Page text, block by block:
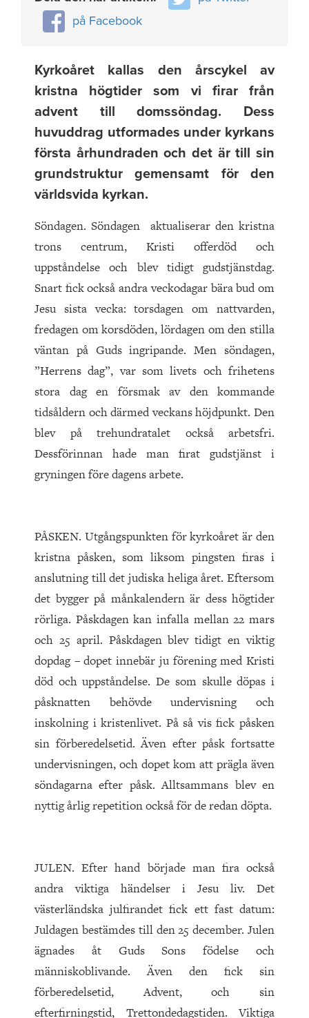
på Facebook
Kyrkoåret kallas den årscykel av
kristna högtider som vi firar från
advent till domssöndag. Dess
huvuddrag utformades under kyrkans
första århundraden och det är till sin
grundstruktur gemensamt för den
världsvida kyrkan.
Söndagen. Söndagen aktualiserar den kristna
trons centrum, Kristi offerdöd och
uppståndelse och blev tidigt gudstjänstdag.
Snart fick också andra veckodagar bära bud om
Jesu sista vecka: torsdagen om nattvarden,
fredagen om korsdöden, lördagen om den stilla
väntan på Guds ingripande. Men söndagen,
”Herrens dag”, var som livets och frihetens
stora dag en försmak av den kommande
tidsåldern och därmed veckans höjdpunkt. Den
blev på trehundratalet också arbetsfri.
Dessförinnan hade man firat gudstjänst i
gryningen före dagens arbete.
PÅSKEN. Utgångspunkten för kyrkoåret är den
kristna påsken, som liksom pingsten firas i
anslutning till det judiska heliga året. Eftersom
det bygger på månkalendern är dess högtider
rörliga. Påskdagen kan infalla mellan 22 mars
och 25 april. Påskdagen blev tidigt en viktig
dopdag – dopet innebär ju förening med Kristi
död och uppståndelse. De som skulle döpas i
påsknatten behövde undervisning och
inskolning i kristenlivet. På så vis fick påsken
sin förberedelsetid. Även efter påsk fortsatte
undervisningen, och dopet kom att prägla även
söndagarna efter påsk. Alltsammans blev en
nyttig årlig repetition också för de redan döpta.
JULEN. Efter hand började man fira också
andra viktiga händelser i Jesu liv. Det
västerländska julfirandet fick ett fast datum:
Juldagen bestämdes till den 25 december. Julen
ägnades åt Guds Sons födelse och
människoblivande. Även den fick sin
förberedelsetid, Advent, och sin
efterfirningstid, Trettondedags­tiden. Viktiga